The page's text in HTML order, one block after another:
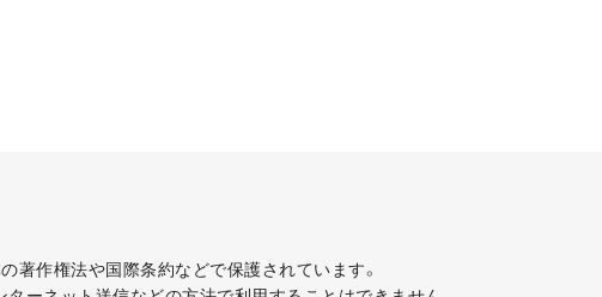
著作権法や国際条約などで保護されています。